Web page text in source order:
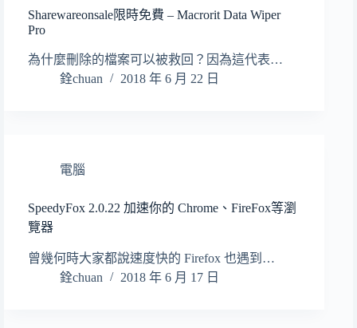
Sharewareonsale限時免費 – Macrorit Data Wiper
Pro
為什麼刪除的檔案可以被救回？因為這代表…
銓chuan
2018 年 6 月 22 日
電腦
SpeedyFox 2.0.22 加速你的 Chrome、FireFox等瀏
覽器
曾幾何時大家都說速度快的 Firefox 也遇到…
銓chuan
2018 年 6 月 17 日